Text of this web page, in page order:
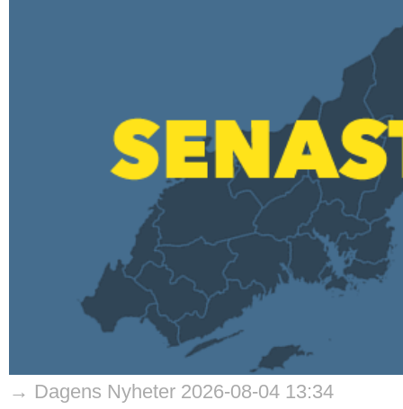
→ Dagens Nyheter 2026-08-04 13:34